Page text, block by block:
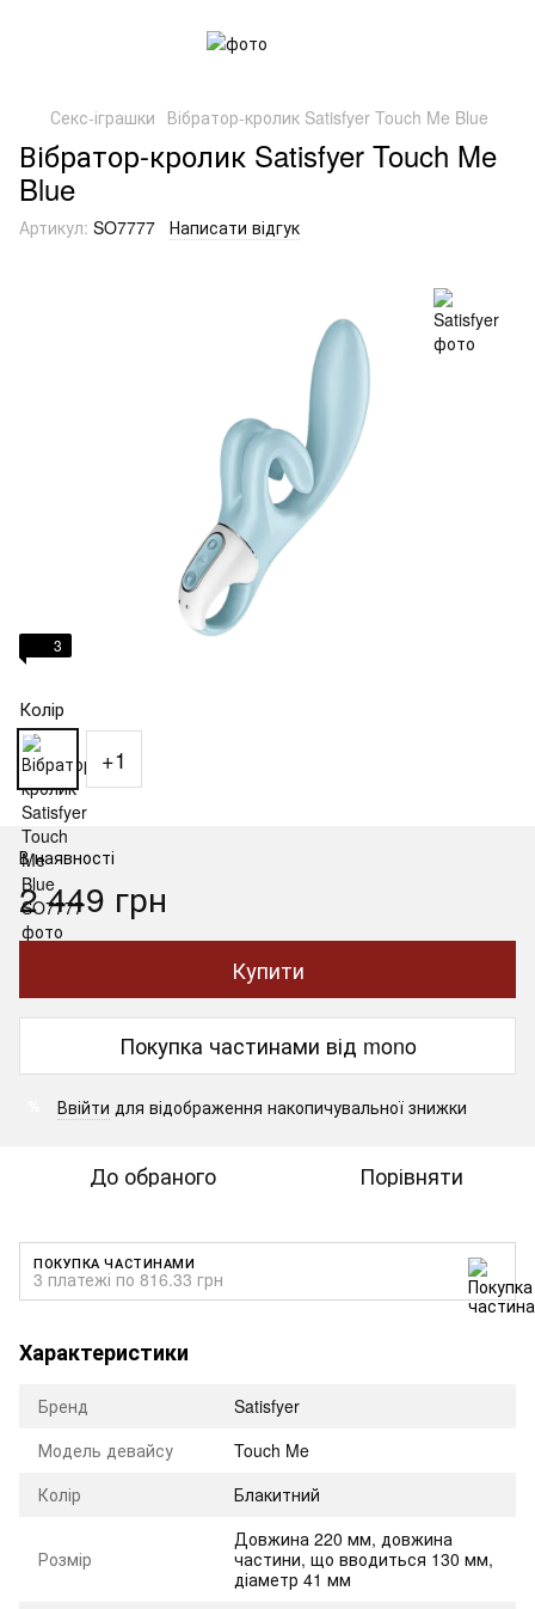
Секс-іграшки Вібратор-кролик Satisfyer Touch Me Blue
Вібратор-кролик Satisfyer Touch Me
Blue
Артикул: SO7777 Написати відгук
3
Колір
+1
В наявності
2 449 грн
Купити
Покупка частинами від mono
Ввійти для відображення накопичувальної знижки
До обраного Порівняти
ПОКУПКА ЧАСТИНАМИ
3 платежі по 816.33 грн
Характеристики
Бренд
Satisfyer
Модель девайсу
Touch Me
Колір
Блакитний
Розмір
Довжина 220 мм, довжина
частини, що вводиться 130 мм,
діаметр 41 мм